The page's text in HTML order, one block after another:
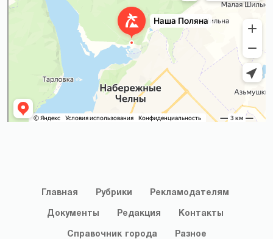
Главная Рубрики Рекламодателям
Документы Редакция Контакты
Справочник города Разное